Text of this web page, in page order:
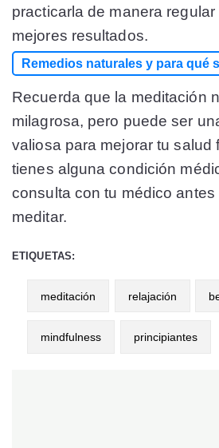
practicarla de manera
mejores resultados.
Remedios naturales y para qué
Recuerda que la meditación
milagrosa, pero puede ser
valiosa para mejorar tu salud
tienes alguna condición
consulta con tu médico
meditar.
ETIQUETAS:
meditación relajación
mindfulness principiantes